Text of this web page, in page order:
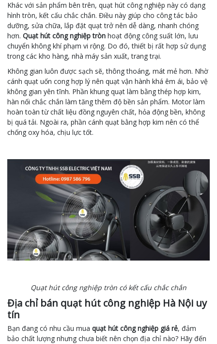
Khác với sản phẩm bên trên, quạt hút công nghiệp này có dạng
hình tròn, kết cấu chắc chắn. Điều này giúp cho công tác bảo
dưỡng, sửa chữa, lắp đặt quạt trở nên dễ dàng, nhanh chóng
hơn. Quạt hút công nghiệp tròn hoạt động công suất lớn, lưu
chuyển không khí phạm vi rộng. Do đó, thiết bị rất hợp sử dụng
trong các kho hàng, nhà máy sản xuất, trang trại.
Không gian luôn được sạch sẽ, thông thoáng, mát mẻ hơn. Nhờ
cánh quạt uốn cong hợp lý nên quạt vận hành khá êm ái, bảo vệ
không gian yên tĩnh. Phần khung quạt làm bằng thép hợp kim,
hàn nối chắc chắn làm tăng thêm độ bền sản phẩm. Motor làm
hoàn toàn từ chất liệu đồng nguyên chất, hỏa động bền, không
bị quá tải. Ngoài ra, phần cánh quạt bằng hợp kim nên có thể
chống oxy hóa, chịu lực tốt.
Quạt hút công nghiệp tròn có kết cấu chắc chắn
Địa chỉ bán quạt hút công nghiệp Hà Nội uy
tín
Bạn đang có nhu cầu mua quạt hút công nghiệp giá rẻ, đảm
bảo chất lượng nhưng chưa biết nên chọn địa chỉ nào? Hãy đến